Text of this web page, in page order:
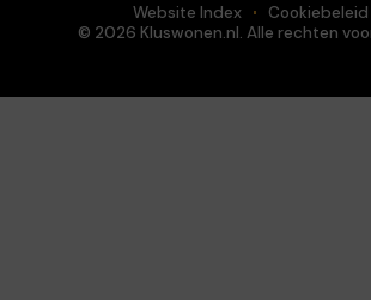
© 2026 Kluswonen.nl. Alle rechten
Website Index Cookiebeleid